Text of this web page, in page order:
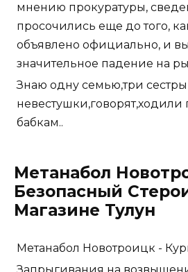
мнению прокуратуры,
просочились еще до того,
объявлено официально, и
значительное падение на
Знаю одну семью,три
невестушки,говорят,ходили
бабкам..
Метанабол
Безопасный
Магазине Тулун
Метанабол Новотроицк -